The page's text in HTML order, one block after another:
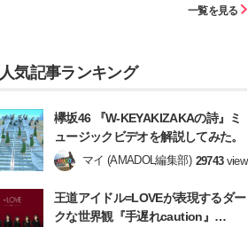
一覧を見る
人気記事ランキング
欅坂46 『W-KEYAKIZAKAの詩』ミ
ュージックビデオを解説してみた。
マイ (AMADOL編集部) 29743view
王道アイドル=LOVEが表現するダー
クな世界観『手遅れcaution』